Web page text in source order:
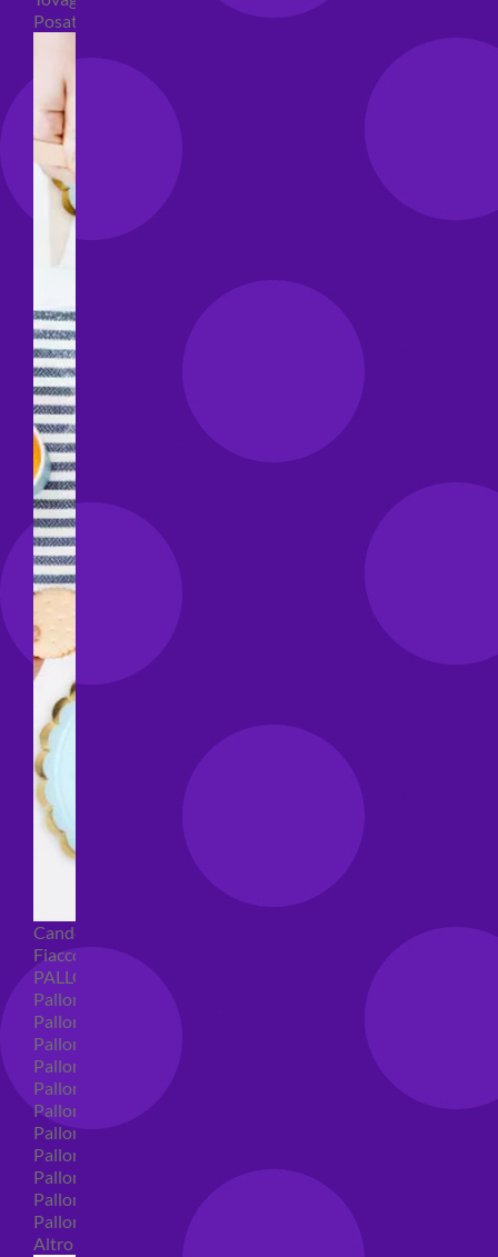
Posate per feste
Candeline compleanno
Fiaccole
PALLONCINI
Palloncini in lattice
Palloncini in lattice monocolore
Palloncini in lattice monocolore dimensione 5"
Palloncini in lattice monocolore dimensione 10"
Palloncini in lattice monocolore dimensione 12"
Palloncini in lattice monocolore dimensione 16"
Palloncini in lattice decorati
Palloncini in lattice decorati dimensione 5"
Palloncini in lattice decorati dimensione 10"
Palloncini in lattice decorati dimensione 12"
Palloncini in lattice decorati dimensione 16"
Altro